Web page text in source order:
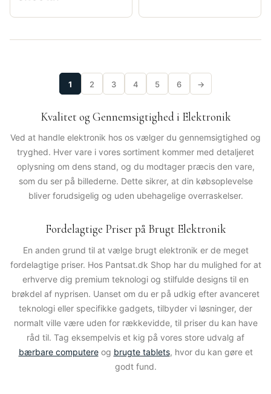
1 2 3 4 5 6 →
Kvalitet og Gennemsigtighed i Elektronik
Ved at handle elektronik hos os vælger du gennemsigtighed og
tryghed. Hver vare i vores sortiment kommer med detaljeret
oplysning om dens stand, og du modtager præcis den vare,
som du ser på billederne. Dette sikrer, at din købsoplevelse
bliver forudsigelig og uden ubehagelige overraskelser.
Fordelagtige Priser på Brugt Elektronik
En anden grund til at vælge brugt elektronik er de meget
fordelagtige priser. Hos Pantsat.dk Shop har du mulighed for at
erhverve dig premium teknologi og stilfulde designs til en
brøkdel af nyprisen. Uanset om du er på udkig efter avanceret
teknologi eller specifikke gadgets, tilbyder vi løsninger, der
normalt ville være uden for rækkevidde, til priser du kan have
råd til. Tag eksempelvis et kig på vores store udvalg af
bærbare computereog brugte tablets, hvor du kan gøre et
godt fund.